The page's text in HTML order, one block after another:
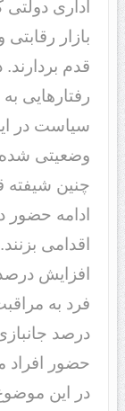
اداری
بازار
قدم
رفتارهایی
سیاست در
وضعیتی شده
چنین شیفته
ادامه
اقدامی
افزایش درصد
فرد به
درصد
حضور افراد
در این